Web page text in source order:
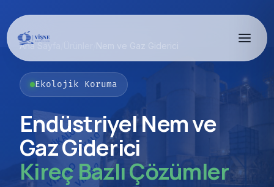
Ana Sayfa
Ekolojik Koruma
Endüstriyel Nem ve
Gaz Giderici
Kireç Bazlı Çözümler